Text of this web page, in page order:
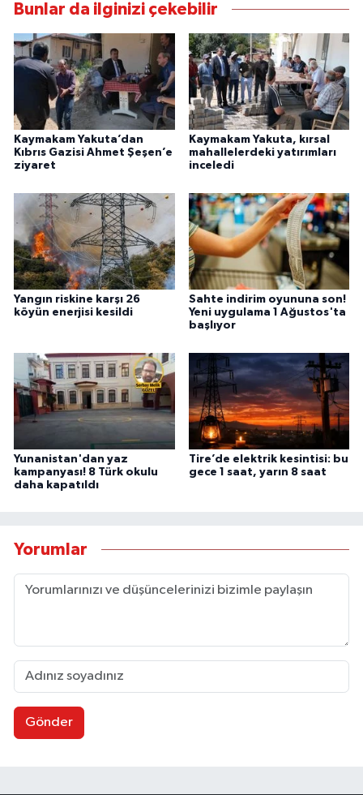
Bunlar da ilginizi çekebilir
Kaymakam Yakuta’dan
Kıbrıs Gazisi Ahmet Şeşen’e
ziyaret
Kaymakam Yakuta, kırsal
mahallelerdeki yatırımları
inceledi
Yangın riskine karşı 26
köyün enerjisi kesildi
Sahte indirim oyununa son!
Yeni uygulama 1 Ağustos'ta
başlıyor
Yunanistan'dan yaz
kampanyası! 8 Türk okulu
daha kapatıldı
Tire’de elektrik kesintisi: bu
gece 1 saat, yarın 8 saat
Yorumlar
Gönder